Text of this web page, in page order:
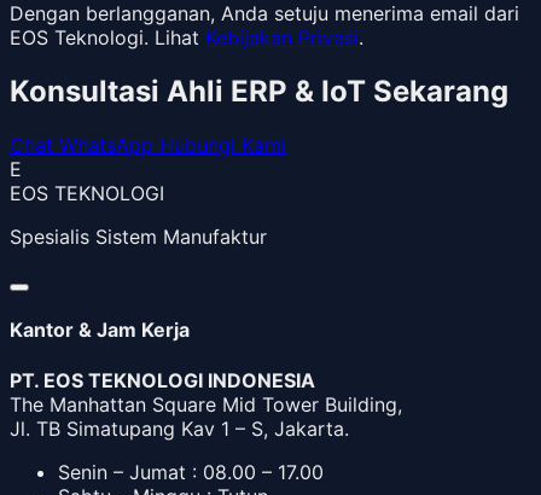
Dengan berlangganan, Anda setuju menerima email dari
EOS Teknologi. Lihat Kebijakan Privasi.
Konsultasi Ahli ERP & IoT Sekarang
Chat WhatsApp Hubungi Kami
E
EOS TEKNOLOGI
Spesialis Sistem Manufaktur
Kantor & Jam Kerja
PT. EOS TEKNOLOGI INDONESIA
The Manhattan Square Mid Tower Building,
Jl. TB Simatupang Kav 1 – S, Jakarta.
Senin – Jumat : 08.00 – 17.00